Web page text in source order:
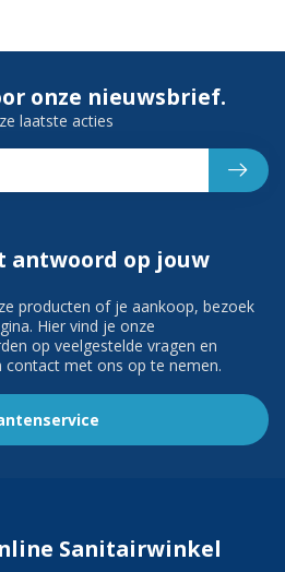
antwoord op jouw
producten of je aankoop, bezoek
Hier vind je onze
op veelgestelde vragen en
contact met ons op te nemen.
onze nieuwsbrief.
laatste acties
Sanitairwinkel